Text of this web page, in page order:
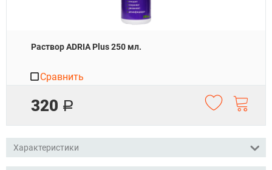
Раствор ADRIA Plus 250 мл.
320 Р
Сравнить
Характеристики